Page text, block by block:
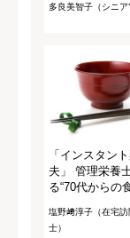
多良美智子（シニア
「インスタン
夫」 管理栄養
る“70代からの
塩野﨑淳子（在宅
士）